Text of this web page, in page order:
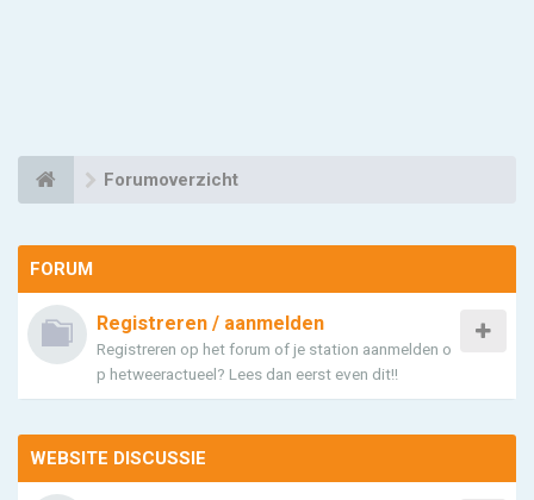
Forumoverzicht
FORUM
Registreren / aanmelden
Registreren op het forum of je station aanmelden o
p hetweeractueel? Lees dan eerst even dit!!
WEBSITE DISCUSSIE